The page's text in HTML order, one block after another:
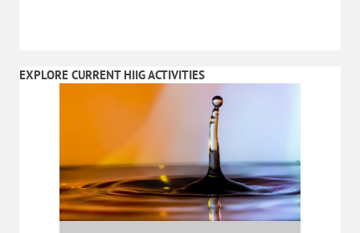
EXPLORE CURRENT HIIG ACTIVITIES